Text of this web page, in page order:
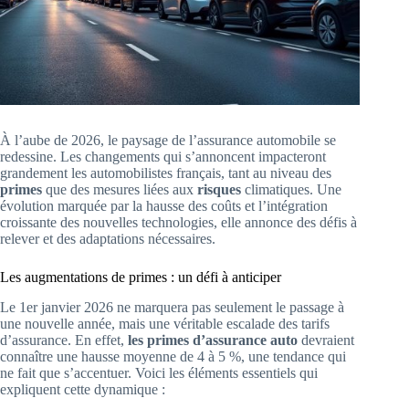
À l’aube de 2026, le paysage de l’assurance automobile se
redessine. Les changements qui s’annoncent impacteront
grandement les automobilistes français, tant au niveau des
primes que des mesures liées aux risques climatiques. Une
évolution marquée par la hausse des coûts et l’intégration
croissante des nouvelles technologies, elle annonce des défis à
relever et des adaptations nécessaires.
Les augmentations de primes : un défi à anticiper
Le 1er janvier 2026 ne marquera pas seulement le passage à
une nouvelle année, mais une véritable escalade des tarifs
d’assurance. En effet, les primes d’assurance auto devraient
connaître une hausse moyenne de 4 à 5 %, une tendance qui
ne fait que s’accentuer. Voici les éléments essentiels qui
expliquent cette dynamique :